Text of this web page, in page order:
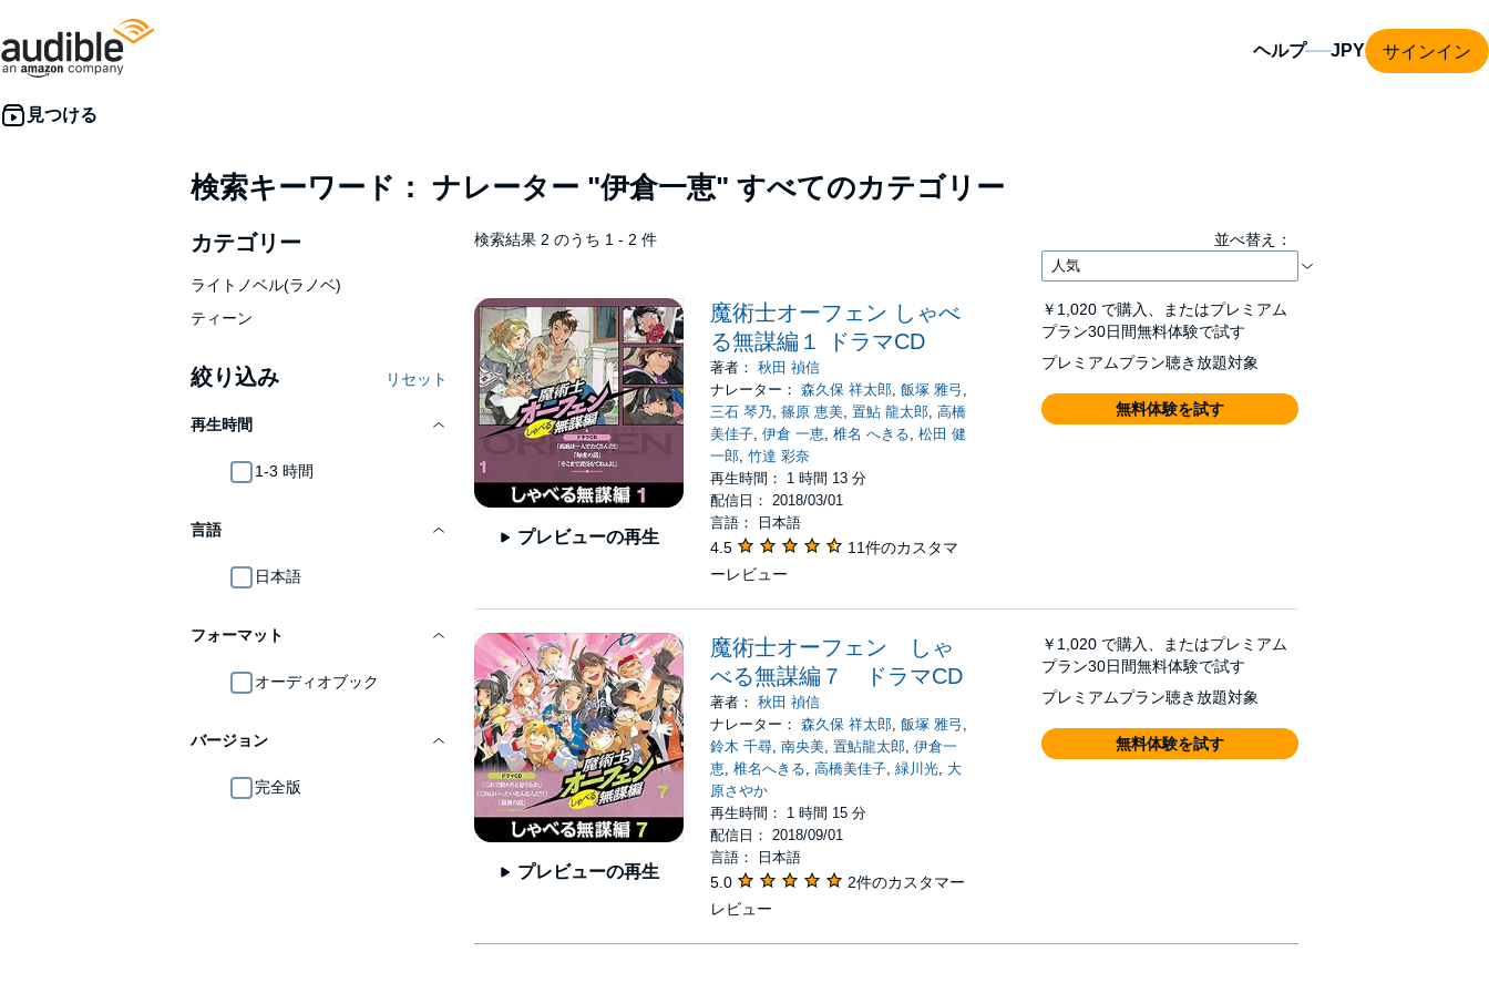
ヘルプ サインイン
検索キーワード： ナレーター "伊倉一恵" すべてのカテゴリー
カテゴリー
ライトノベル(ラノベ)
ティーン
絞り込み リセット
再生時間
1-3 時間
言語
日本語
フォーマット
オーディオブック
バージョン
完全版
検索結果 2 のうち 1 - 2 件 並べ替え：
プレビューの再生
魔術士オーフェン しゃべ
る無謀編１ ドラマCD
著者：秋田 禎信
ナレーター：森久保 祥太郎,飯塚 雅弓 ,
三石 琴乃,篠原 恵美,置鮎 龍太郎,高橋
美佳子,伊倉 一恵,椎名 へきる,松田 健
一郎,竹達 彩奈
再生時間： 1 時間 13 分
配信日： 2018/03/01
言語： 日本語
4.5
11件のカスタマ
ーレビュー
￥1,020 で購入、またはプレミアム
プラン30日間無料体験で試す
プレミアムプラン聴き放題対象
無料体験を試す
プレビューの再生
魔術士オーフェン しゃ
べる無謀編７ ドラマCD
著者：秋田 禎信
ナレーター：森久保 祥太郎,飯塚 雅弓 ,
鈴木 千尋,南央美,置鮎龍太郎,伊倉一
恵,椎名へきる,高橋美佳子,緑川光, 大
原さやか
再生時間： 1 時間 15 分
配信日： 2018/09/01
言語： 日本語
5.0
2件のカスタマー
レビュー
￥1,020 で購入、またはプレミアム
プラン30日間無料体験で試す
プレミアムプラン聴き放題対象
無料体験を試す